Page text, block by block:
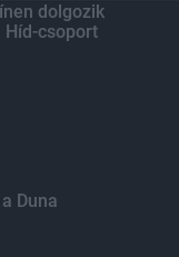
dolgozik
Híd-csoport
Duna